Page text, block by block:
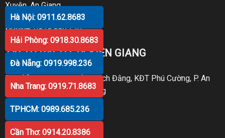
Xuyên, An Giang
Hotline: 0919.998.236
TẠI TP RẠCH GIÁ KIÊN GIANG
Địa chỉ:P30 Căn 07 Trần Bạch Đằng, KĐT Phú Cường, P. An
Hòa, TP. Rạch Giá, Kiên Giang
Hotline: 0919.998.236
Hà Nội: 0911.62.8683
Hải Phòng: 0918.30.8683
Đà Nẵng: 0919.998.236
Nha Trang: 0919.71.8683
TPHCM: 0989.685.236
Cần Thơ: 0914.20.8386